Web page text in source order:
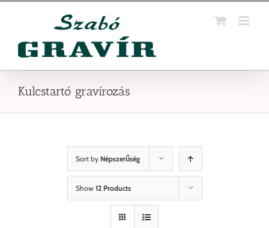
Kihagyás
Kulcstartó gravírozás
Sort by Népszerűség
Show 12 Products